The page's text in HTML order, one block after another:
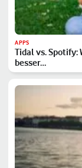
APPS
Tidal vs.
besser…